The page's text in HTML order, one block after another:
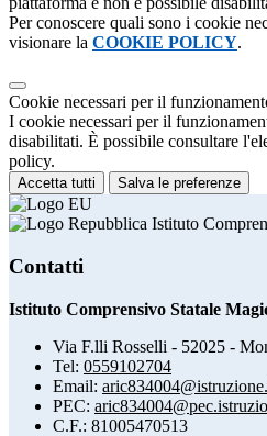
Per conoscere quali sono i cookie
visionare la COOKIE POLICY.
Cookie necessari per il
I cookie necessari per il
disabilitati. È possibile consultare
policy.
Accetta tutti Salva le preferenze
Istituto
Contatti
Istituto Comprensivo Statale
Via F.lli Rosselli - 52025 -
Tel: 0559102704
Email:
PEC:
C.F.: 81005470513